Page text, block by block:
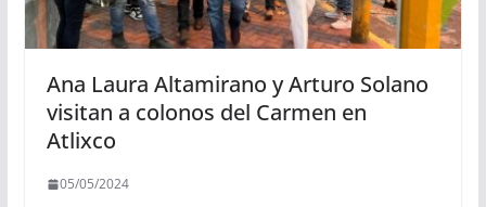
Ana Laura Altamirano y Arturo Solano
visitan a colonos del Carmen en
Atlixco
05/05/2024